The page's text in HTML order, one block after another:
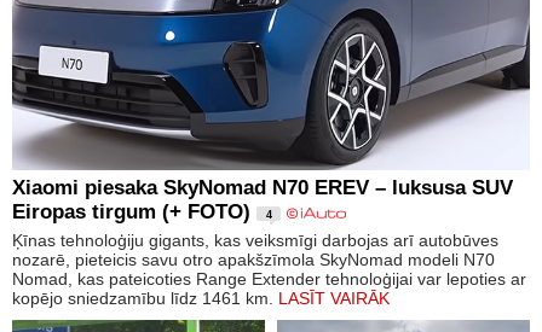
Xiaomi piesaka SkyNomad N70 EREV – luksusa SUV
Eiropas tirgum (+ FOTO)
4
Ķīnas tehnoloģiju gigants, kas veiksmīgi darbojas arī autobūves
nozarē, pieteicis savu otro apakšzīmola SkyNomad modeli N70
Nomad, kas pateicoties Range Extender tehnoloģijai var lepoties ar
kopējo sniedzamību līdz 1461 km. LASĪT VAIRĀK